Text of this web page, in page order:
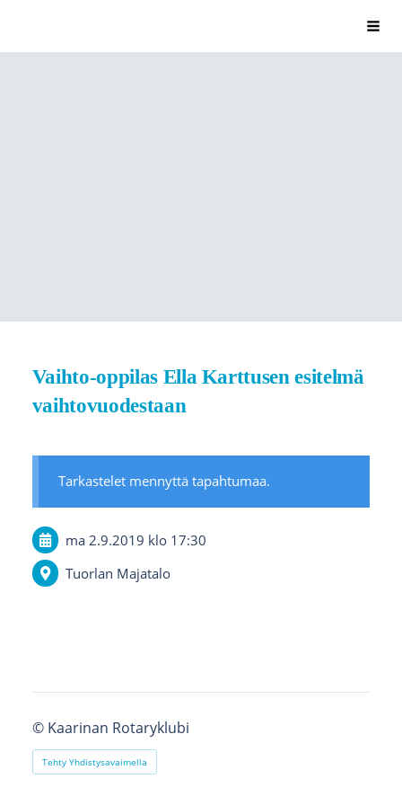
Vaihto-oppilas Ella Karttusen esitelmä
vaihtovuodestaan
Tarkastelet mennyttä tapahtumaa.
ma 2.9.2019 klo 17:30
Tuorlan Majatalo
© Kaarinan Rotaryklubi
Tehty Yhdistysavaimella